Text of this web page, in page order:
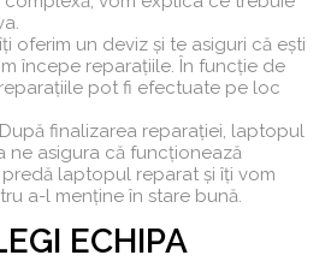
oferim un deviz și te asiguri că ești
începe reparațiile. În funcție de
pot fi efectuate pe loc
După finalizarea reparației, laptopul
ne asigura că funcționează
laptopul reparat și îți vom
a-l menține în stare bună.
ECHIPA